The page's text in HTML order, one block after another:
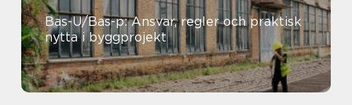
Bas-U/Bas-p: Ansvar, regler och praktisk
nytta i byggprojekt